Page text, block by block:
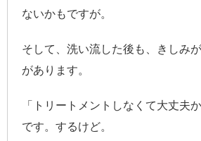
ないかもですが。
そして、洗い流した後も、きしみ
があります。
「トリートメントしなくて大丈夫
です。するけど。